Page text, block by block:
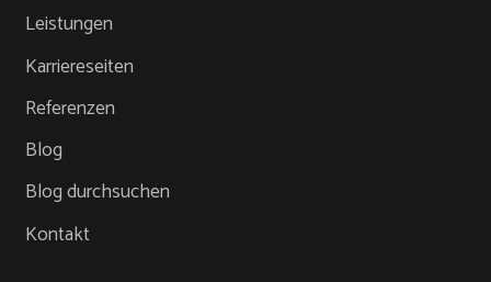
Leistungen
Karriereseiten
Referenzen
Blog
Blog durchsuchen
Kontakt